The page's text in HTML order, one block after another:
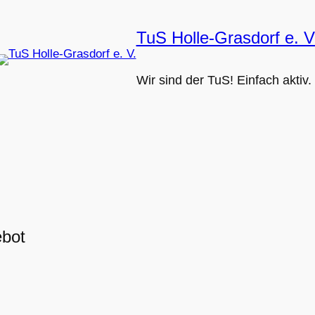
TuS Holle-Grasdorf e.
Wir sind der TuS! Einfach aktiv.